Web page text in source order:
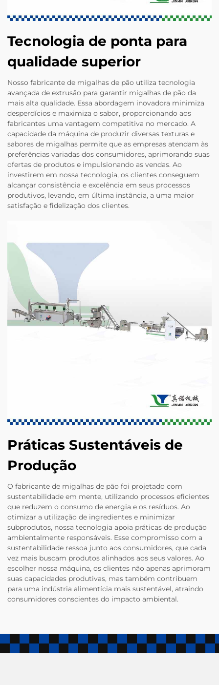
Tecnologia de ponta para
qualidade superior
Nosso fabricante de migalhas de pão utiliza tecnologia
avançada de extrusão para garantir migalhas de pão da
mais alta qualidade. Essa abordagem inovadora minimiza
desperdícios e maximiza o sabor, proporcionando aos
fabricantes uma vantagem competitiva no mercado. A
capacidade da máquina de produzir diversas texturas e
sabores de migalhas permite que as empresas atendam às
preferências variadas dos consumidores, aprimorando suas
ofertas de produtos e impulsionando as vendas. Ao
investirem em nossa tecnologia, os clientes conseguem
alcançar consistência e excelência em seus processos
produtivos, levando, em última instância, a uma maior
satisfação e fidelização dos clientes.
Práticas Sustentáveis de
Produção
O fabricante de migalhas de pão foi projetado com
sustentabilidade em mente, utilizando processos eficientes
que reduzem o consumo de energia e os resíduos. Ao
otimizar a utilização de ingredientes e minimizar
subprodutos, nossa tecnologia apoia práticas de produção
ambientalmente responsáveis. Esse compromisso com a
sustentabilidade ressoa junto aos consumidores, que cada
vez mais buscam produtos alinhados aos seus valores. Ao
escolher nossa máquina, os clientes não apenas aprimoram
suas capacidades produtivas, mas também contribuem
para uma indústria alimentícia mais sustentável, atraindo
consumidores conscientes do impacto ambiental.